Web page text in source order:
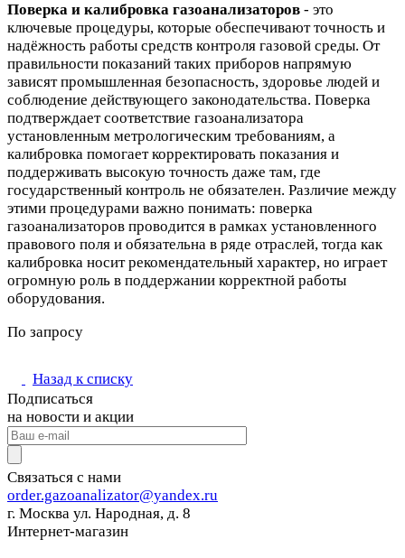
Поверка и калибровка газоанализаторов - это
ключевые процедуры, которые обеспечивают точность и
надёжность работы средств контроля газовой среды. От
правильности показаний таких приборов напрямую
зависят промышленная безопасность, здоровье людей и
соблюдение действующего законодательства. Поверка
подтверждает соответствие газоанализатора
установленным метрологическим требованиям, а
калибровка помогает корректировать показания и
поддерживать высокую точность даже там, где
государственный контроль не обязателен. Различие между
этими процедурами важно понимать: поверка
газоанализаторов проводится в рамках установленного
правового поля и обязательна в ряде отраслей, тогда как
калибровка носит рекомендательный характер, но играет
огромную роль в поддержании корректной работы
оборудования.
По запросу
Назад к списку
Подписаться
на новости и акции
Связаться с нами
order.gazoanalizator@yandex.ru
г. Москва ул. Народная, д. 8
Интернет-магазин